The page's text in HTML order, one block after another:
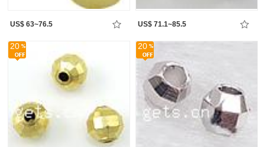
US$ 63~76.5 US$ 71.1~85.5
20 20